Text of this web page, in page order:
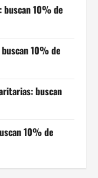
buscan 10% de
10% de
buscan
10% de